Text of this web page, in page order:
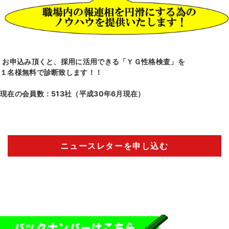
お申込み頂くと、採用に活用できる「ＹＧ性格検査」を
１名様無料で診断致します！！
現在の会員数：513社（平成30年6月現在）
ニュースレターを申し込む